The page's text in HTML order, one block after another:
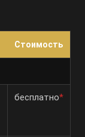
Стоимость
бесплатно*